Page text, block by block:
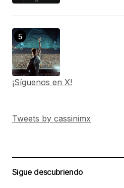
¡Síguenos en X!
Tweets by cassinimx
Sigue descubriendo